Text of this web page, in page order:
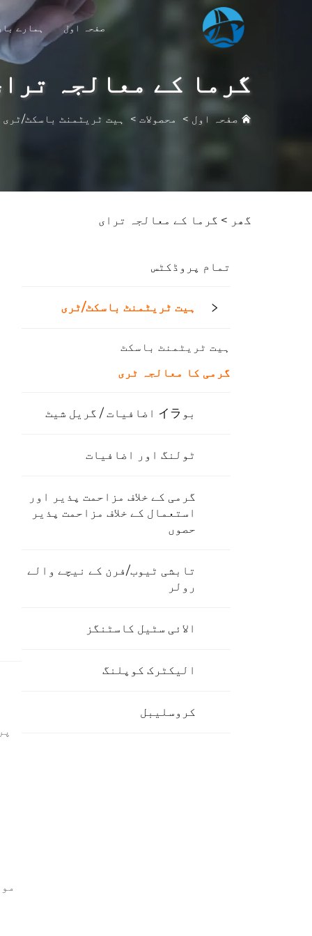
صفحہ اول ہمارے
گرما کے معالجہ
صفحہ اول > محصولات > ہیت ٹریٹمنٹ باسکٹ/ٹری
گھر > گرما کے معالجہ ترای
تمام پروڈکٹس
ہیت ٹریٹمنٹ باسکٹ/ٹری
ہیت ٹریٹمنٹ باسکٹ
گرمی کا معالجہ ٹری
بوイラ اضافیات / گریل شیٹ
ٹولنگ اور اضافیات
گرمی کے خلاف مزاحمت پذیر اور
استعمال کے خلاف مزاحمت پذیر
حصوں
تابشی ٹیوب/فرن کے نیچے والے
رولر
الائی سٹیل کاسٹنگز
الیکٹرک کوپلنگ
کروسلیبل